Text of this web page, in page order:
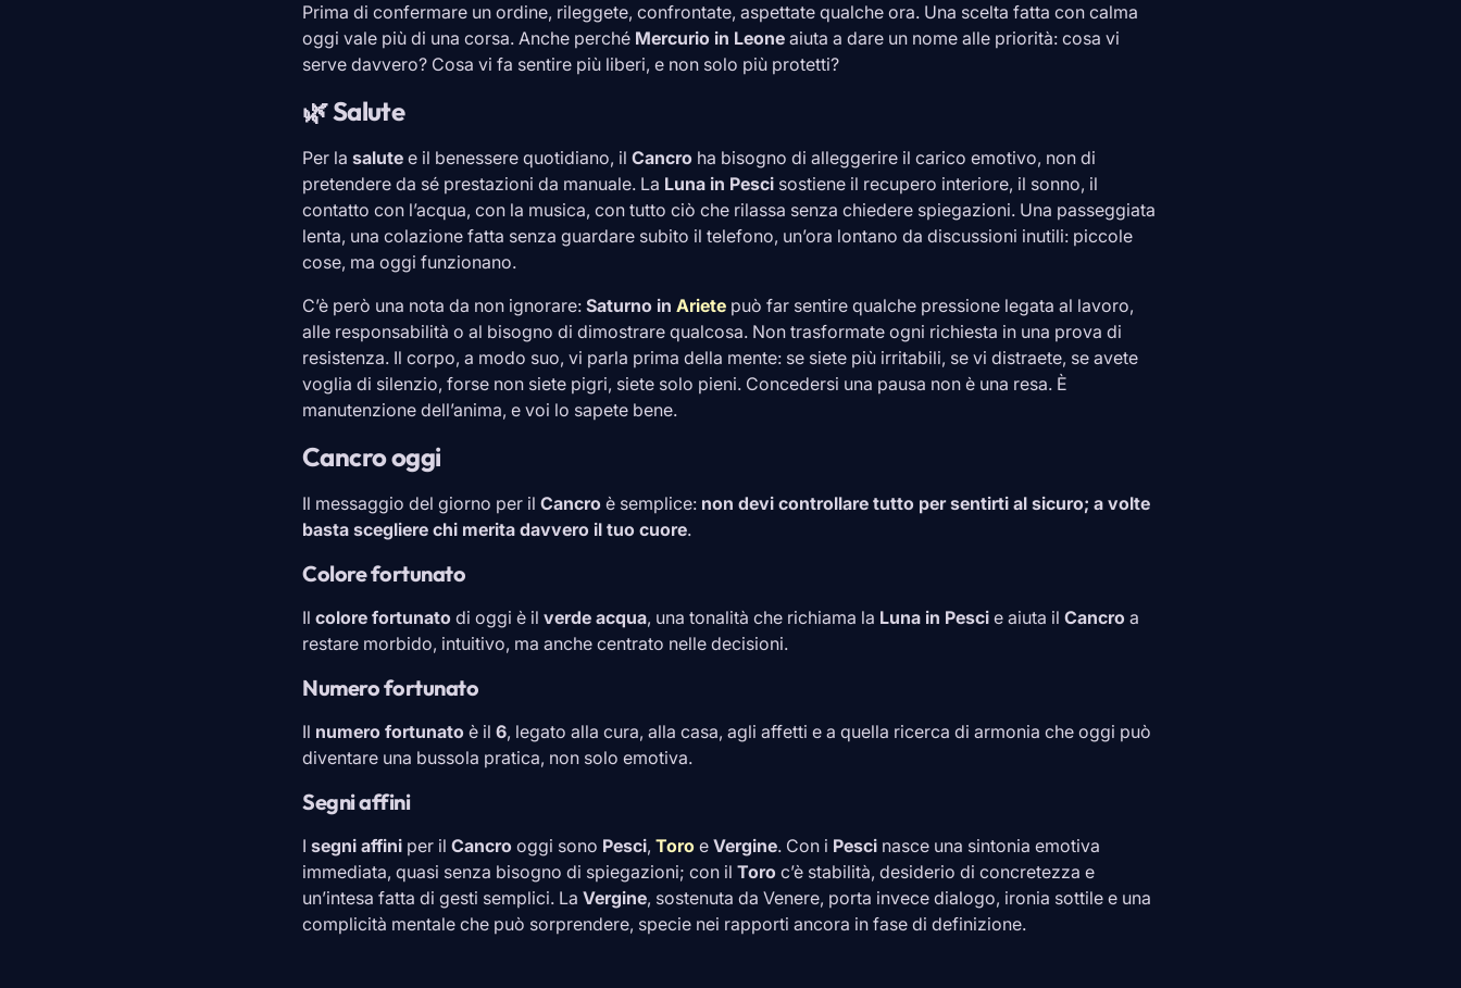
Prima di confermare un ordine, rileggete, confrontate, aspettate qualche ora. Una scelta fatta con calma
oggi vale più di una corsa. Anche perché Mercurio in Leone aiuta a dare un nome alle priorità: cosa vi
serve davvero? Cosa vi fa sentire più liberi, e non solo più protetti?
🌿 Salute
Per la salute e il benessere quotidiano, il Cancro ha bisogno di alleggerire il carico emotivo, non di
pretendere da sé prestazioni da manuale. La Luna in Pesci sostiene il recupero interiore, il sonno, il
contatto con l’acqua, con la musica, con tutto ciò che rilassa senza chiedere spiegazioni. Una passeggiata
lenta, una colazione fatta senza guardare subito il telefono, un’ora lontano da discussioni inutili: piccole
cose, ma oggi funzionano.
C’è però una nota da non ignorare: Saturno in Ariete può far sentire qualche pressione legata al lavoro,
alle responsabilità o al bisogno di dimostrare qualcosa. Non trasformate ogni richiesta in una prova di
resistenza. Il corpo, a modo suo, vi parla prima della mente: se siete più irritabili, se vi distraete, se avete
voglia di silenzio, forse non siete pigri, siete solo pieni. Concedersi una pausa non è una resa. È
manutenzione dell’anima, e voi lo sapete bene.
Cancro oggi
Il messaggio del giorno per il Cancro è semplice: non devi controllare tutto per sentirti al sicuro; a volte
basta scegliere chi merita davvero il tuo cuore.
Colore fortunato
Il colore fortunato di oggi è il verde acqua, una tonalità che richiama la Luna in Pesci e aiuta il Cancro a
restare morbido, intuitivo, ma anche centrato nelle decisioni.
Numero fortunato
Il numero fortunato è il 6, legato alla cura, alla casa, agli affetti e a quella ricerca di armonia che oggi può
diventare una bussola pratica, non solo emotiva.
Segni affini
I segni affini per il Cancro oggi sono Pesci, Toro e Vergine. Con i Pesci nasce una sintonia emotiva
immediata, quasi senza bisogno di spiegazioni; con il Toro c’è stabilità, desiderio di concretezza e
un’intesa fatta di gesti semplici. La Vergine, sostenuta da Venere, porta invece dialogo, ironia sottile e una
complicità mentale che può sorprendere, specie nei rapporti ancora in fase di definizione.